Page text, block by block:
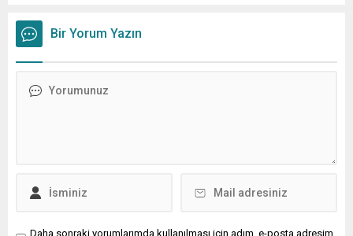
üzerine çıkarak yaz değerlerine ulaşacak. Ayrıca...
Bir Yorum Yazın
Daha sonraki yorumlarımda kullanılması için adım, e-posta adresim